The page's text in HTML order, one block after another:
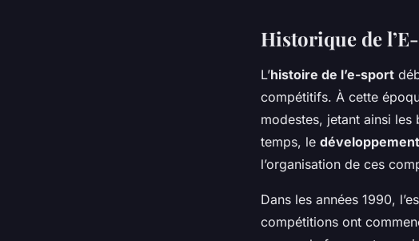
L'essor de l'E-sport :
phénomène mondial
Historique de
L’histoire de l’e-sport
compétitifs. À cette
modestes, jetant ainsi
temps, le développement
l’organisation de ces
Dans les années 1990,
compétitions ont